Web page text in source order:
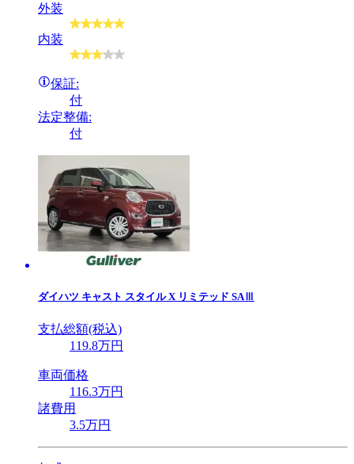
外装
内装
保証:
付
法定整備:
付
ダイハツ キャスト スタイル X リミテッド SAⅢ
支払総額(税込)
119.8万円
車両価格
116.3万円
諸費用
3.5万円